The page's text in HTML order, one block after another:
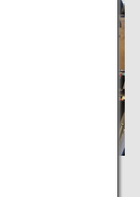
ビュー